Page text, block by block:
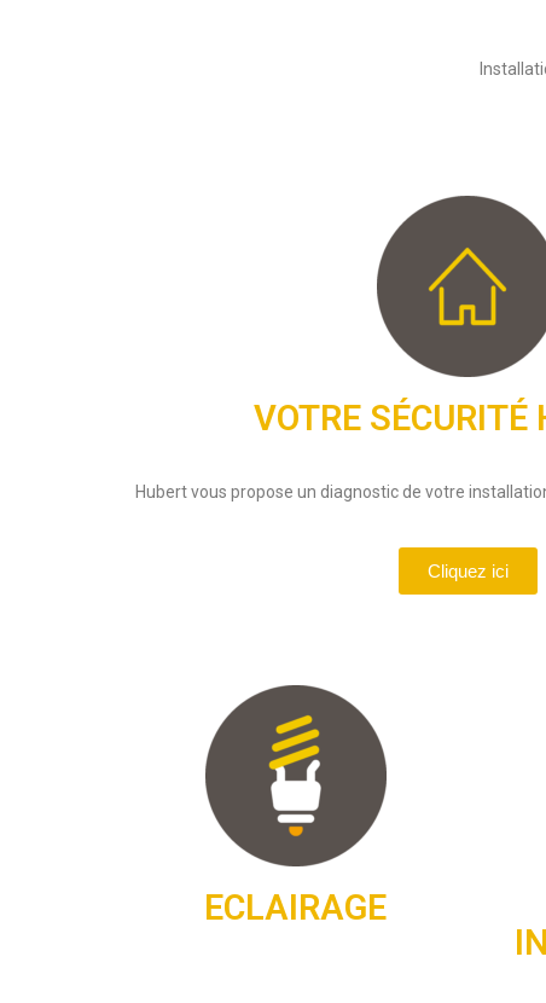
VOTRE
Hubert vous propose un diagnostic de votre
Cliquez ici
ECLAIRAGE